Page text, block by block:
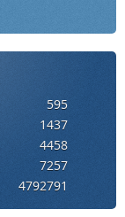
595
1437
4458
7257
4792791